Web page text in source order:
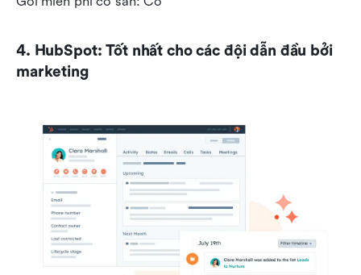
4. HubSpot: Tốt nhất cho các đội dẫn đầu bởi
marketing